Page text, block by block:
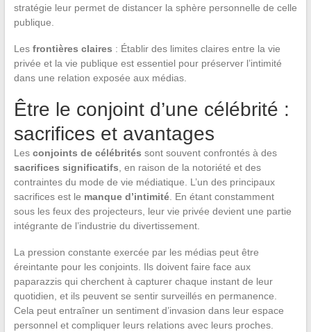
stratégie leur permet de distancer la sphère personnelle de celle
publique.
Les frontières claires : Établir des limites claires entre la vie
privée et la vie publique est essentiel pour préserver l’intimité
dans une relation exposée aux médias.
Être le conjoint d’une célébrité :
sacrifices et avantages
Les conjoints de célébrités sont souvent confrontés à des
sacrifices significatifs, en raison de la notoriété et des
contraintes du mode de vie médiatique. L’un des principaux
sacrifices est le manque d’intimité. En étant constamment
sous les feux des projecteurs, leur vie privée devient une partie
intégrante de l’industrie du divertissement.
La pression constante exercée par les médias peut être
éreintante pour les conjoints. Ils doivent faire face aux
paparazzis qui cherchent à capturer chaque instant de leur
quotidien, et ils peuvent se sentir surveillés en permanence.
Cela peut entraîner un sentiment d’invasion dans leur espace
personnel et compliquer leurs relations avec leurs proches.